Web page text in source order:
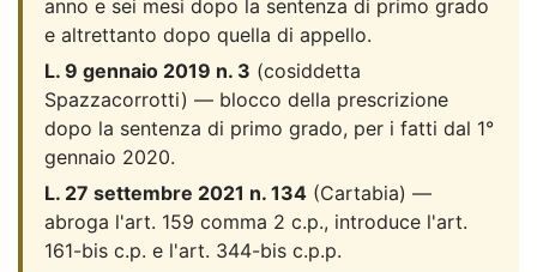
anno e sei mesi dopo la sentenza di primo grado
e altrettanto dopo quella di appello.
L. 9 gennaio 2019 n. 3 (cosiddetta
Spazzacorrotti) — blocco della prescrizione
dopo la sentenza di primo grado, per i fatti dal 1°
gennaio 2020.
L. 27 settembre 2021 n. 134 (Cartabia) —
abroga l'art. 159 comma 2 c.p., introduce l'art.
161-bis c.p. e l'art. 344-bis c.p.p.